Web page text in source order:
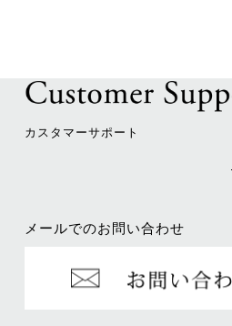
カスタマーサポート
メールでのお問い合わせ